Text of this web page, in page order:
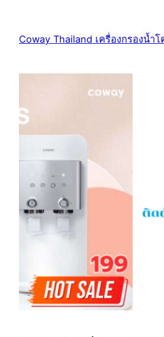
Coway Thailand เครื่องกรองน้ำโ